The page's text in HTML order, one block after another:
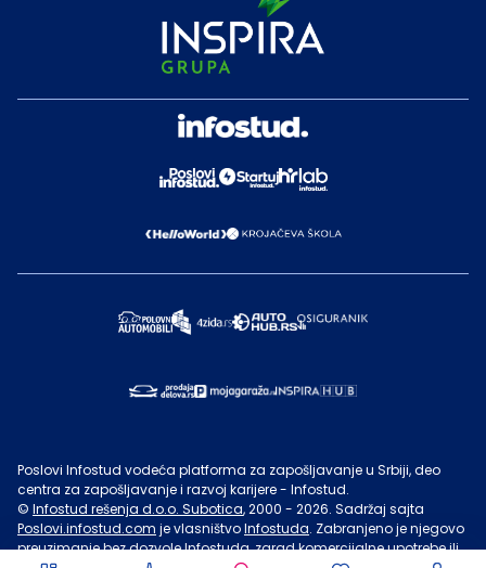
Poslovi Infostud vodeća platforma za zapošljavanje u Srbiji, deo
centra za zapošljavanje i razvoj karijere - Infostud.
© Infostud rešenja d.o.o. Subotica, 2000 - 2026. Sadržaj sajta
Poslovi.infostud.com je vlasništvoInfostuda. Zabranjeno je njegovo
preuzimanje bez dozvoleInfostuda, zarad komercijalne upotrebe ili